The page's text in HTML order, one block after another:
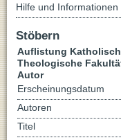
Hilfe und Informationen
Stöbern
Auflistung
Theologische
Autor
Erscheinungsdatum
Autoren
Titel